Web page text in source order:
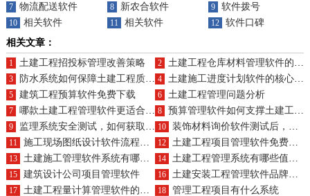
7 物流配送软件 8 新农合软件 9 软件拨号
10 相关软件 11 相关软件 12
软件口碑
相关文章：
1 土建工程招投标管理改善策略 2 土建工程仓库材料管理软件的优点
3 防水系统如何保障土建工程质量？产品认证如何？ 4 土建施工进度计划软件的核心功能与好处是什么？
5 建筑工程预算软件免费下载 6 土建工程管理问题分析
7 哪款土建工程管理软件更适合中小企业的项目需求？ 8 预算管理软件如何支撑土建工程业务并实现产品整合？
9 监理系统安全测试，如何获取客服电话？ 10 装饰材料询价软件测试后，人工客服支持如何跟进？
11 施工现场图纸设计软件流程与产品亮点解析？ 12 土建工程项目管理软件免费版供应商有哪些
13 土建施工管理软件系统有哪些好用的 14 土建工程管理系统有哪些值得推荐的？
15 建筑设计公司项目管理软件 16 土建安装工程管理软件品牌有哪些
17 土建工程量计算管理软件的利弊与技术特性 18 管理工程项目有什么系统